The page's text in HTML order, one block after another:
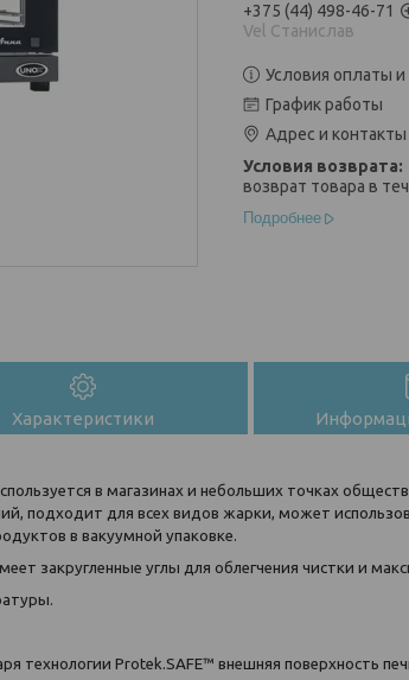
+375 (44) 498-46-71
Vel Станислав
Условия оплаты и
График работы
Адрес и контакты
возврат товара в
Подробнее
Характеристики
в магазинах и небольших точках
подходит для всех видов жарки, может
в вакуумной упаковке.
закругленные углы для облегчения чистки и
технологии Protek.SAFE™ внешняя поверхность